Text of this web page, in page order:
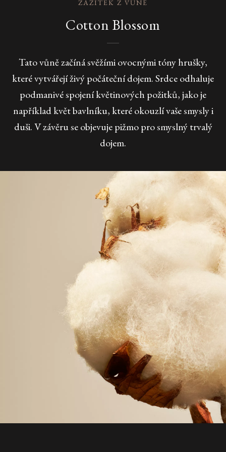
ZÁŽITEK Z VŮNĚ
Cotton Blossom
Tato vůně začíná svěžími ovocnými tóny hrušky,
které vytvářejí živý počáteční dojem. Srdce odhaluje
podmanivé spojení květinových požitků, jako je
například květ bavlníku, které okouzlí vaše smysly i
duši. V závěru se objevuje pižmo pro smyslný trvalý
dojem.